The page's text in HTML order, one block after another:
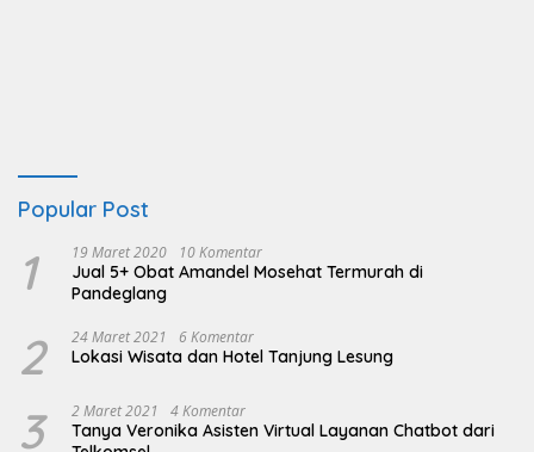
Popular Post
1 19 Maret 2020 10 Komentar
Jual 5+ Obat Amandel Mosehat Termurah di
Pandeglang
2 24 Maret 2021 6 Komentar
Lokasi Wisata dan Hotel Tanjung Lesung
3 2 Maret 2021 4 Komentar
Tanya Veronika Asisten Virtual Layanan Chatbot dari